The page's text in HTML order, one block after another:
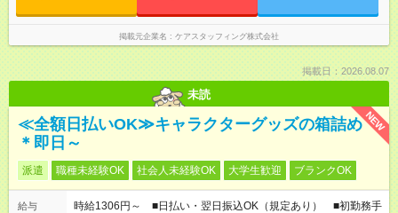
掲載元企業名 ケアスタッフィング株式会社
掲載日：2026.08.07
未読
NEW
≪全額日払いOK≫キャラクターグッズの箱詰め
＊即日～
派遣 職種未経験OK 社会人未経験OK 大学生歓迎 ブランクOK
給与
時給1306円～ ■日払い・翌日振込OK（規定あり） ■初勤務手